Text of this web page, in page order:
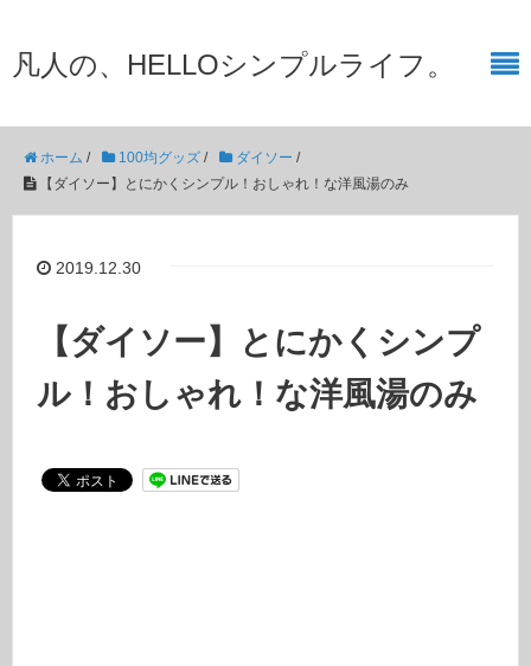
凡人の、HELLOシンプルライフ。
ホーム / 100均グッズ / ダイソー /
【ダイソー】とにかくシンプル！おしゃれ！な洋風湯のみ
2019.12.30
【ダイソー】とにかくシンプ
ル！おしゃれ！な洋風湯のみ